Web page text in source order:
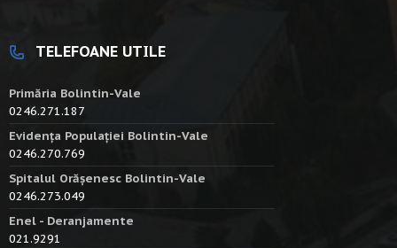
TELEFOANE UTILE
Primăria Bolintin-Vale
0246.271.187
Evidența Populației Bolintin-Vale
0246.270.769
Spitalul Orășenesc Bolintin-Vale
0246.273.049
Enel - Deranjamente
021.9291